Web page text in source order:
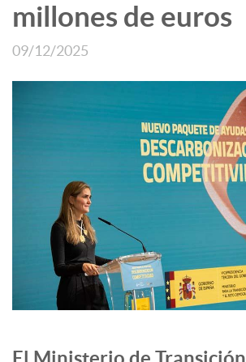
millones de euros
09/12/2025